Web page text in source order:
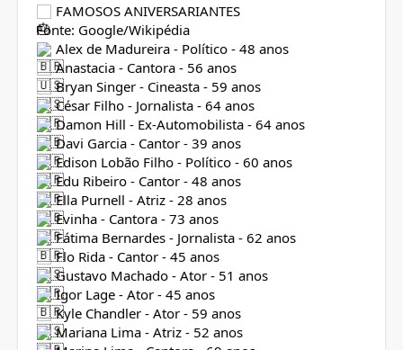
FAMOSOS ANIVERSARIANTES
Fonte: Google/Wikipédia
Alex de Madureira - Político - 48 anos
Anastacia - Cantora - 56 anos
Bryan Singer - Cineasta - 59 anos
César Filho - Jornalista - 64 anos
Damon Hill - Ex-Automobilista - 64 anos
Davi Garcia - Cantor - 39 anos
Edison Lobão Filho - Político - 60 anos
Edu Ribeiro - Cantor - 48 anos
Ella Purnell - Atriz - 28 anos
Evinha - Cantora - 73 anos
Fátima Bernardes - Jornalista - 62 anos
Flo Rida - Cantor - 45 anos
Gustavo Machado - Ator - 51 anos
Igor Lage - Ator - 45 anos
Kyle Chandler - Ator - 59 anos
Mariana Lima - Atriz - 52 anos